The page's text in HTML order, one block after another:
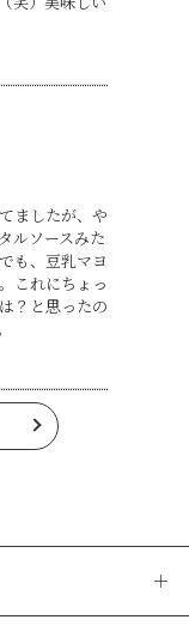
ましたが、や
ルソースみた
も、豆乳マヨ
これにちょっ
？と思ったの